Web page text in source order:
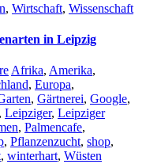
, Wirtschaft, Wissenschaft
in Leipzig
Afrika, Amerika,
, Europa,
, Gärtnerei, Google,
, Leipziger, Leipziger
, Palmencafe,
, Pflanzenzucht, shop,
, winterhart, Wüsten